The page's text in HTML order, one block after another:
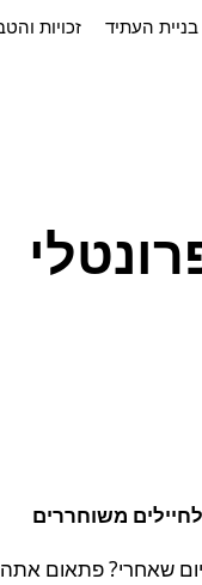
בניית העתיד זכויות
משוחררים
שאחרי? פתאום